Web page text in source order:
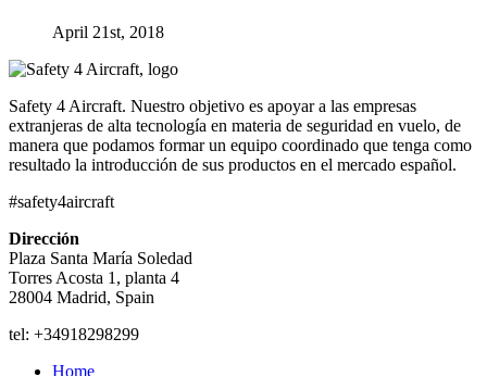
April 21st, 2018
Safety 4 Aircraft. Nuestro objetivo es apoyar a las empresas
extranjeras de alta tecnología en materia de seguridad en vuelo, de
manera que podamos formar un equipo coordinado que tenga como
resultado la introducción de sus productos en el mercado español.
#safety4aircraft
Dirección
Plaza Santa María Soledad
Torres Acosta 1, planta 4
28004 Madrid, Spain
tel: +34918298299
Home